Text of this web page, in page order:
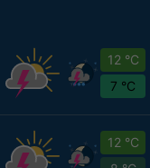
12 °C
7 °C
12 °C